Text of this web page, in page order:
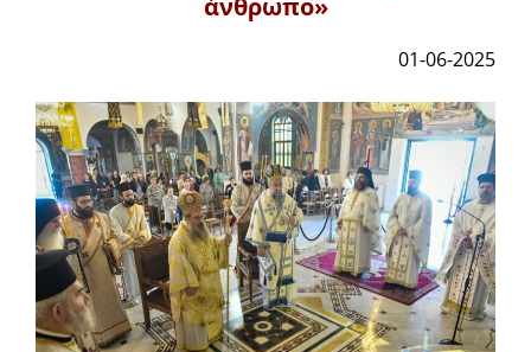
άνθρωπο»
01-06-2025